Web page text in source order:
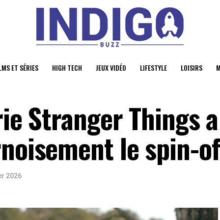
ET SÉRIES HIGH TECH JEUX VIDÉO LIFESTYLE LOISIRS
Stranger Things
le spin-
2026